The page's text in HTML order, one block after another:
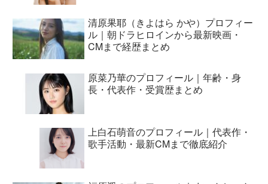
清原果耶（きよはら かや）プロフィー
ル｜朝ドラヒロインから最新映画・
CMまで経歴まとめ
原菜乃華のプロフィール｜年齢・身
長・代表作・受賞歴まとめ
上白石萌音のプロフィール｜代表作・
歌手活動・最新CMまで徹底紹介